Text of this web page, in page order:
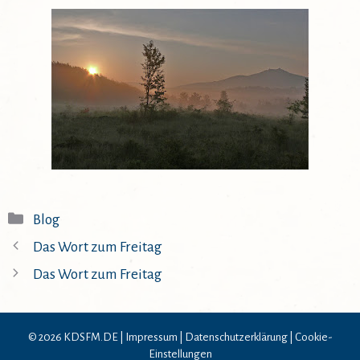
Kategorien
Blog
Das Wort zum Freitag
Das Wort zum Freitag
© 2026 KDSFM.DE | Impressum Datenschutzerklärung| Cookie-
Einstellungen